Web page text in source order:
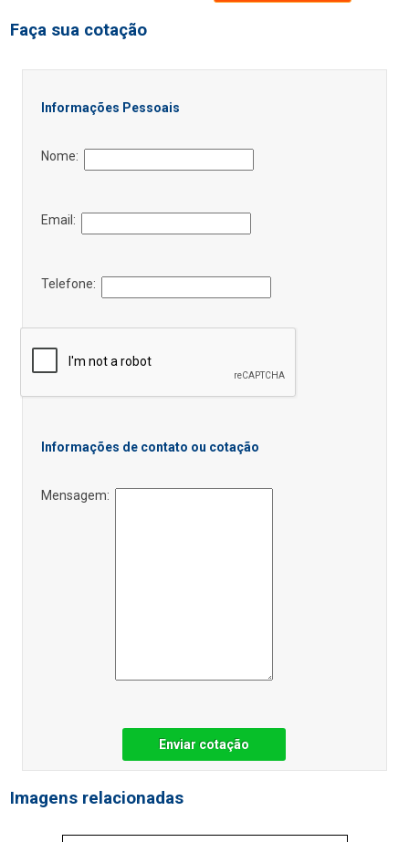
Faça sua cotação
Informações Pessoais
Nome:
Email:
Telefone:
Informações de contato ou cotação
Mensagem:
Enviar cotação
Imagens relacionadas